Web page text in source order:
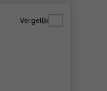
Vergelijk